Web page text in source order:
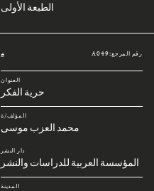
الطبعة الأولى
رقم المرجع: A049 #
العنوان
حرية الفكر
المؤلف/ة
محمد العزب موسى
دار النشر
المؤسسة العربية للدراسات والنشر
المدينة